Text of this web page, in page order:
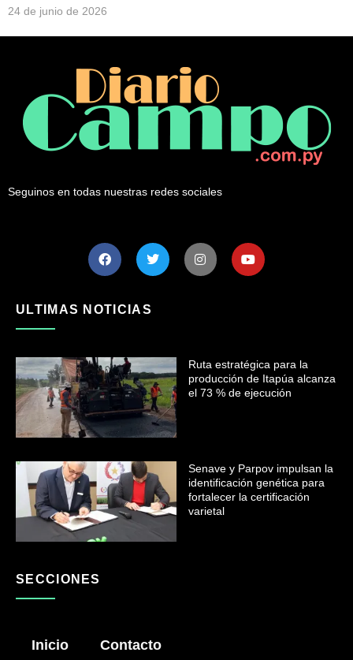
24 de junio de 2026
Seguinos en todas nuestras redes sociales
ULTIMAS NOTICIAS
Ruta estratégica para la
producción de Itapúa alcanza
el 73 % de ejecución
Senave y Parpov impulsan la
identificación genética para
fortalecer la certificación
varietal
SECCIONES
Inicio Contacto